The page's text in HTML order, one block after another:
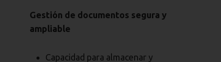
Gestión de documentos segura y
ampliable
Capacidad para almacenar y